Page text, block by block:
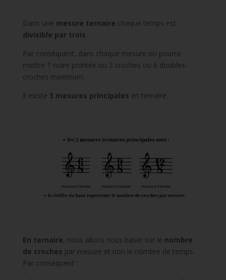
Dans une mesure ternaire chaque temps est
divisible par trois.
Par conséquent, dans chaque mesure on pourra
mettre 1 noire pointée ou 3 croches ou 6 doubles-
croches maximum.
Il existe 3 mesures principales en ternaire.
En ternaire, nous allons nous baser sur le nombre
de croches par mesure et non le nombre de temps.
Par conséquent :